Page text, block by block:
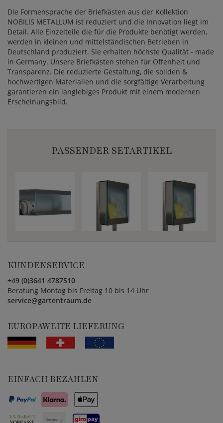
Die Formensprache der Briefkästen aus der Kollektion
NOBILIS METALLUM ist reduziert und die Innovation liegt im
Detail. Alle Einzelteile die für die Produkte benötigt werden,
werden in kleinen und mittelständischen Betrieben in
Deutschland produziert. Sie erhalten höchste Qualität - made
in Germany. Unsere Briefkästen stehen für Offenheit und
Transparenz. Die reduzierte Gestaltung, die soliden &
hochwertigen Materialien und die sorgfältige Verarbeitung
garantieren ein langlebiges Produkt mit einem modernen
Erscheinungsbild.
PASSENDER SETARTIKEL
KUNDENSERVICE
+49 (0)3641 4787510
Beratung Montag bis Freitag 10 bis 14 Uhr
service@gartentraum.de
EUROPAWEITE LIEFERUNG
EINFACH BEZAHLEN